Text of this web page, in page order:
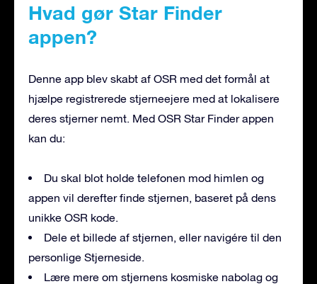
Hvad gør Star Finder
appen?
Denne app blev skabt af OSR med det formål at
hjælpe registrerede stjerneejere med at lokalisere
deres stjerner nemt. Med OSR Star Finder appen
kan du:
Du skal blot holde telefonen mod himlen og
appen vil derefter finde stjernen, baseret på dens
unikke OSR kode.
Dele et billede af stjernen, eller navigére til den
personlige Stjerneside.
Lære mere om stjernens kosmiske nabolag og